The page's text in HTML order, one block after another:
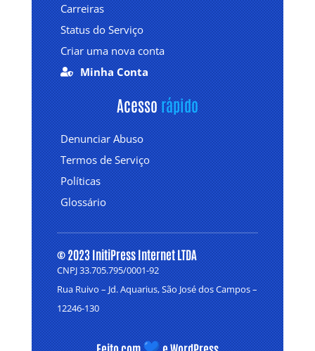
Carreiras
Status do Serviço
Criar uma nova conta
 Minha Conta
Acesso rápido
Denunciar Abuso
Termos de Serviço
Políticas
Glossário
© 2023 InitiPress Internet LTDA
CNPJ 33.705.795/0001-92
Rua Ruivo – Jd. Aquarius, São José dos Campos –
12246-130
Feito com e WordPress